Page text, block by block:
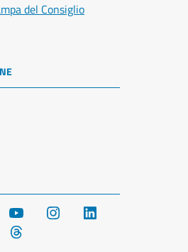
del Consiglio
YouTube Instagram